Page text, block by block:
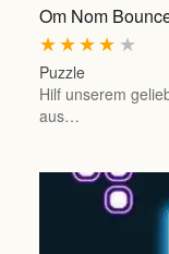
Om Nom
★
★
★
★
★
Puzzle
Hilf unserem
aus…